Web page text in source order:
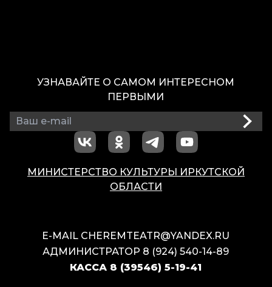
УЗНАВАЙТЕ О САМОМ ИНТЕРЕСНОМ
ПЕРВЫМИ
МИНИСТЕРСТВО КУЛЬТУРЫ ИРКУТСКОЙ
ОБЛАСТИ
E-MAIL CHEREMTEATR@YANDEX.RU
АДМИНИСТРАТОР 8 (924) 540-14-89
КАССА 8 (39546) 5-19-41